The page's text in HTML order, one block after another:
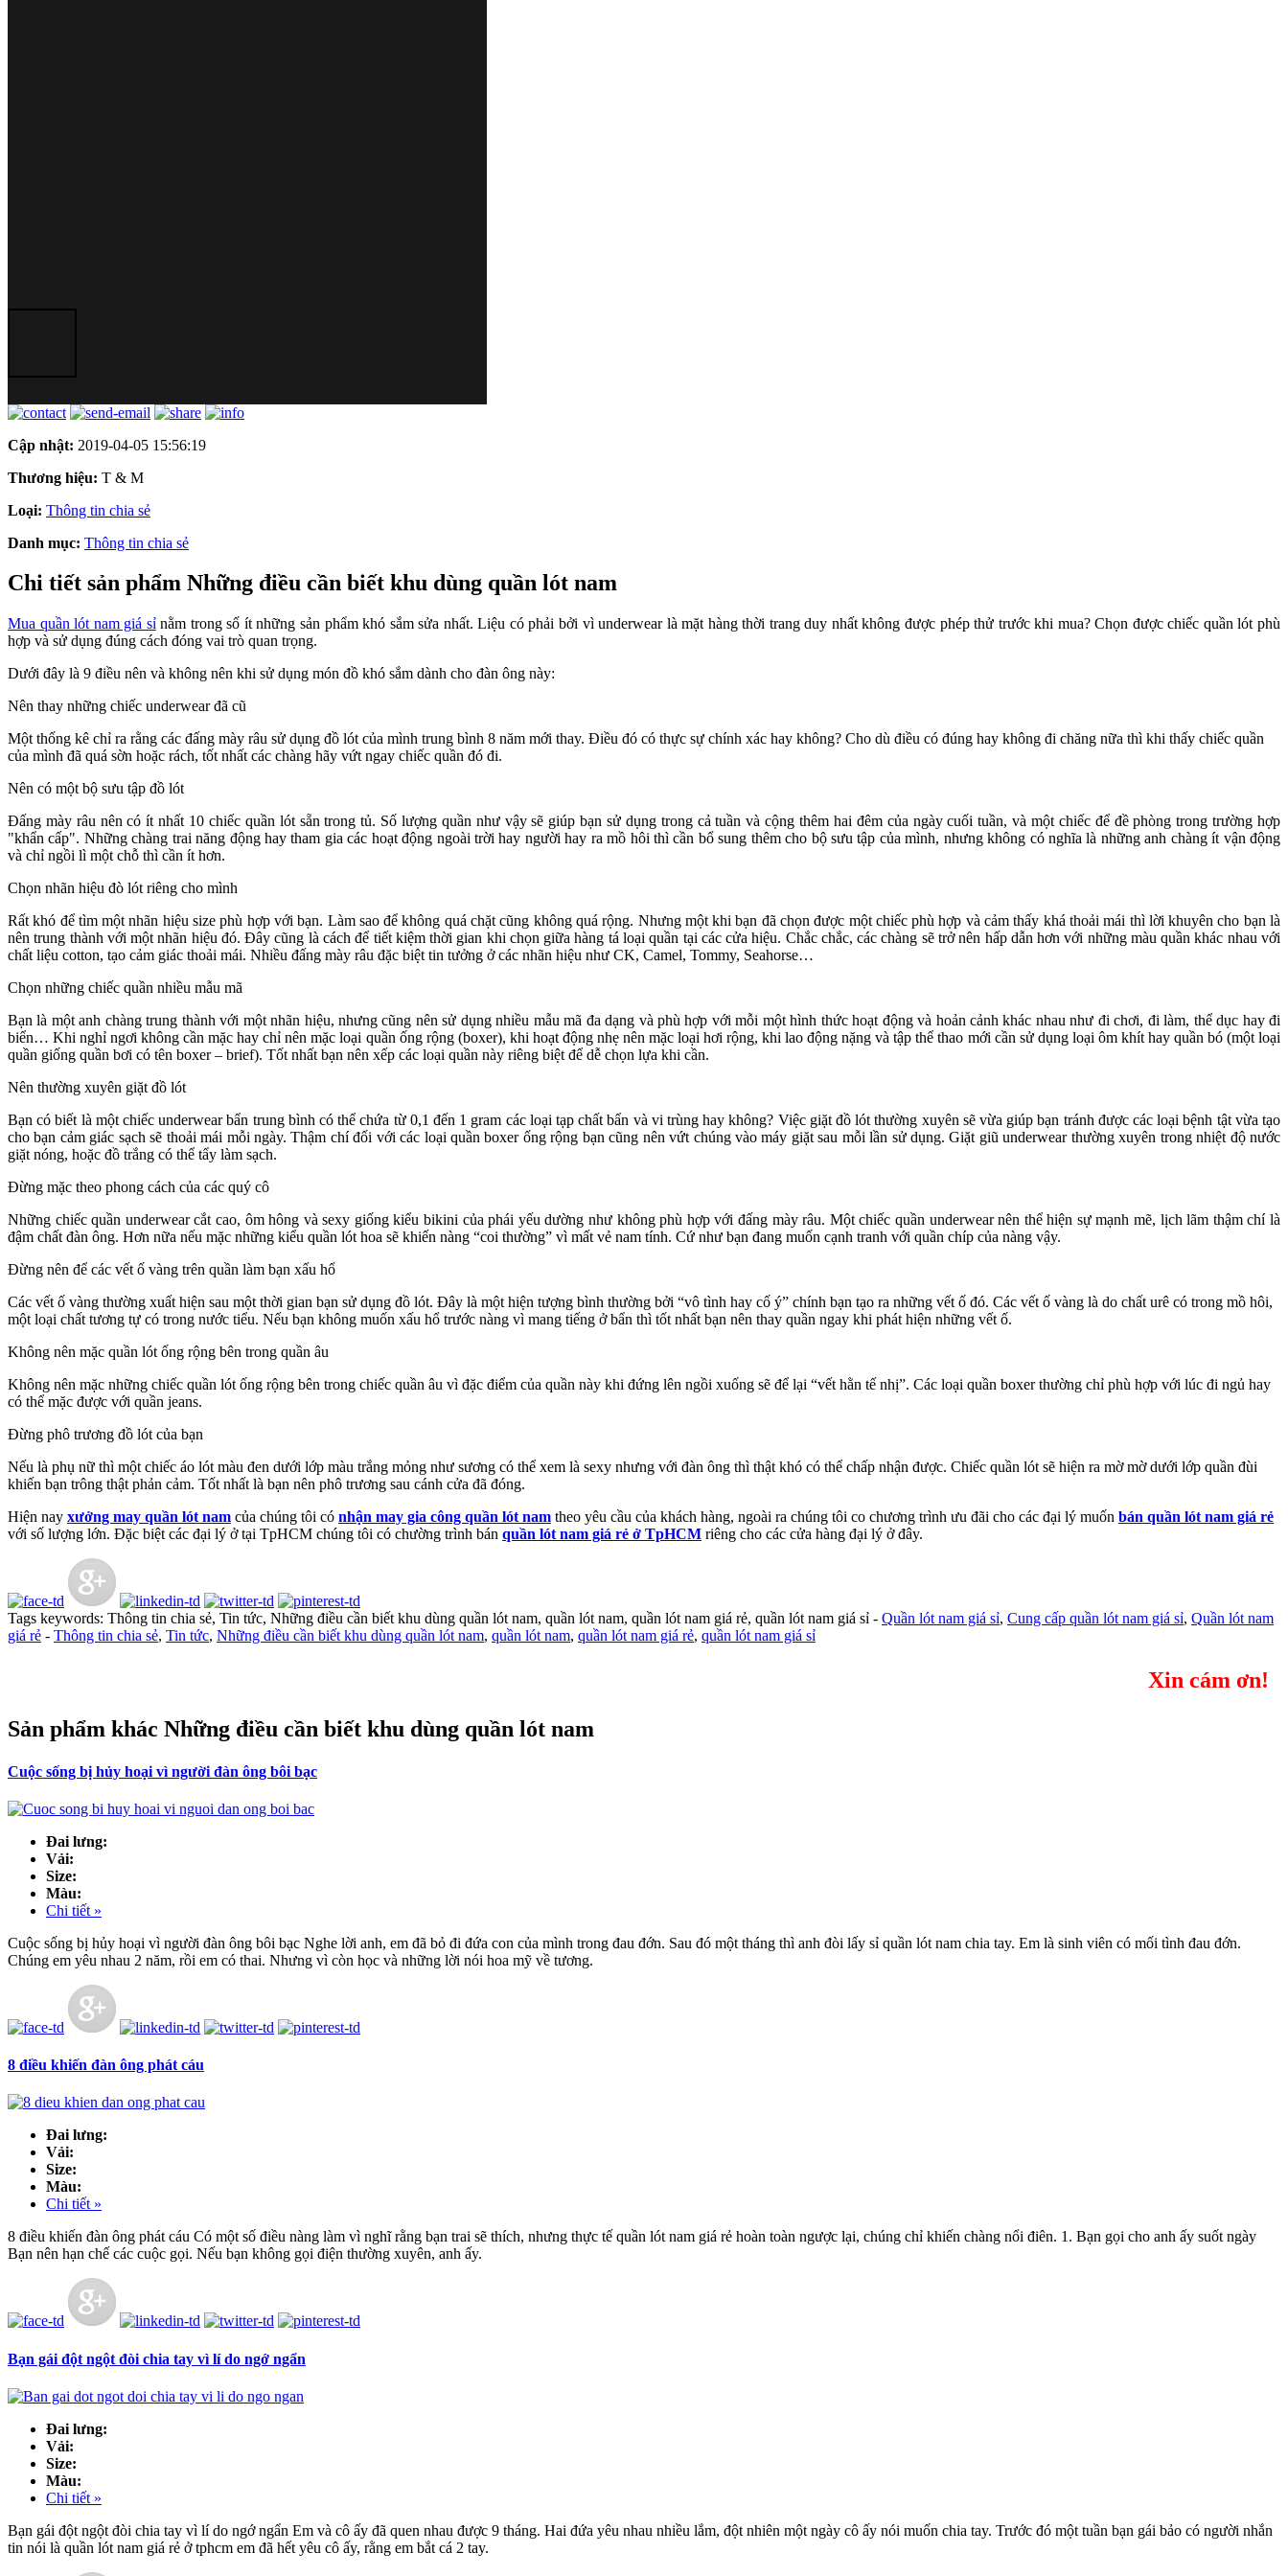
Cập nhật: 2019-04-05 15:56:19
Thương hiệu: T & M
Loại: Thông tin chia sẻ
Danh mục: Thông tin chia sẻ
Chi tiết sản phẩm Những điều cần biết khu dùng quần lót nam
Mua quần lót nam giá sỉnằm trong số ít những sản phẩm khó sắm sửa nhất. Liệu có phải bởi vì underwear là mặt hàng thời trang duy nhất không được phép thử trước khi mua? Chọn được chiếc quần lót phù
hợp và sử dụng đúng cách đóng vai trò quan trọng.
Dưới đây là 9 điều nên và không nên khi sử dụng món đồ khó sắm dành cho đàn ông này:
Nên thay những chiếc underwear đã cũ
Một thống kê chỉ ra rằng các đấng mày râu sử dụng đồ lót của mình trung bình 8 năm mới thay. Điều đó có thực sự chính xác hay không? Cho dù điều có đúng hay không đi chăng nữa thì khi thấy chiếc quần
của mình đã quá sờn hoặc rách, tốt nhất các chàng hãy vứt ngay chiếc quần đó đi.
Nên có một bộ sưu tập đồ lót
Đấng mày râu nên có ít nhất 10 chiếc quần lót sẵn trong tủ. Số lượng quần như vậy sẽ giúp bạn sử dụng trong cả tuần và cộng thêm hai đêm của ngày cuối tuần, và một chiếc để đề phòng trong trường hợp
"khẩn cấp". Những chàng trai năng động hay tham gia các hoạt động ngoài trời hay người hay ra mồ hôi thì cần bổ sung thêm cho bộ sưu tập của mình, nhưng không có nghĩa là những anh chàng ít vận động
và chỉ ngồi lì một chỗ thì cần ít hơn.
Chọn nhãn hiệu đò lót riêng cho mình
Rất khó để tìm một nhãn hiệu size phù hợp với bạn. Làm sao để không quá chặt cũng không quá rộng. Nhưng một khi bạn đã chọn được một chiếc phù hợp và cảm thấy khá thoải mái thì lời khuyên cho bạn là
nên trung thành với một nhãn hiệu đó. Đây cũng là cách để tiết kiệm thời gian khi chọn giữa hàng tá loại quần tại các cửa hiệu. Chắc chắc, các chàng sẽ trở nên hấp dẫn hơn với những màu quần khác nhau với
chất liệu cotton, tạo cảm giác thoải mái. Nhiều đấng mày râu đặc biệt tin tưởng ở các nhãn hiệu như CK, Camel, Tommy, Seahorse…
Chọn những chiếc quần nhiều mẫu mã
Bạn là một anh chàng trung thành với một nhãn hiệu, nhưng cũng nên sử dụng nhiều mẫu mã đa dạng và phù hợp với mỗi một hình thức hoạt động và hoản cảnh khác nhau như đi chơi, đi làm, thể dục hay đi
biển… Khi nghỉ ngơi không cần mặc hay chỉ nên mặc loại quần ống rộng (boxer), khi hoạt động nhẹ nên mặc loại hơi rộng, khi lao động nặng và tập thể thao mới cần sử dụng loại ôm khít hay quần bó (một loại
quần giống quần bơi có tên boxer – brief). Tốt nhất bạn nên xếp các loại quần này riêng biệt để dễ chọn lựa khi cần.
Nên thường xuyên giặt đồ lót
Bạn có biết là một chiếc underwear bẩn trung bình có thể chứa từ 0,1 đến 1 gram các loại tạp chất bẩn và vi trùng hay không? Việc giặt đồ lót thường xuyên sẽ vừa giúp bạn tránh được các loại bệnh tật vừa tạo
cho bạn cảm giác sạch sẽ thoải mái mỗi ngày. Thậm chí đối với các loại quần boxer ống rộng bạn cũng nên vứt chúng vào máy giặt sau mỗi lần sử dụng. Giặt giũ underwear thường xuyên trong nhiệt độ nước
giặt nóng, hoặc đồ trắng có thể tẩy làm sạch.
Đừng mặc theo phong cách của các quý cô
Những chiếc quần underwear cắt cao, ôm hông và sexy giống kiểu bikini của phái yếu dường như không phù hợp với đấng mày râu. Một chiếc quần underwear nên thể hiện sự mạnh mẽ, lịch lãm thậm chí là
đậm chất đàn ông. Hơn nữa nếu mặc những kiểu quần lót hoa sẽ khiến nàng “coi thường” vì mất vẻ nam tính. Cứ như bạn đang muốn cạnh tranh với quần chíp của nàng vậy.
Đừng nên để các vết ố vàng trên quần làm bạn xấu hổ
Các vết ố vàng thường xuất hiện sau một thời gian bạn sử dụng đồ lót. Đây là một hiện tượng bình thường bởi “vô tình hay cố ý” chính bạn tạo ra những vết ố đó. Các vết ố vàng là do chất urê có trong mồ hôi,
một loại chất tương tự có trong nước tiểu. Nếu bạn không muốn xấu hổ trước nàng vì mang tiếng ở bẩn thì tốt nhất bạn nên thay quần ngay khi phát hiện những vết ố.
Không nên mặc quần lót ống rộng bên trong quần âu
Không nên mặc những chiếc quần lót ống rộng bên trong chiếc quần âu vì đặc điểm của quần này khi đứng lên ngồi xuống sẽ để lại “vết hằn tế nhị”. Các loại quần boxer thường chỉ phù hợp với lúc đi ngủ hay
có thể mặc được với quần jeans.
Đừng phô trương đồ lót của bạn
Nếu là phụ nữ thì một chiếc áo lót màu đen dưới lớp màu trắng mỏng như sương có thể xem là sexy nhưng với đàn ông thì thật khó có thể chấp nhận được. Chiếc quần lót sẽ hiện ra mờ mờ dưới lớp quần đùi
khiến bạn trông thật phản cảm. Tốt nhất là bạn nên phô trương sau cánh cửa đã đóng.
Hiện nay xưởng may quần lót nam của chúng tôi có nhận may gia công quần lót nam theo yêu cầu của khách hàng, ngoài ra chúng tôi co chương trình ưu đãi cho các đại lý muốn bán quần lót nam giá rẻ
với số lượng lớn. Đặc biệt các đại lý ở tại TpHCM chúng tôi có chường trình bán quần lót nam giá rẻ ở TpHCM riêng cho các cửa hàng đại lý ở đây.
Tags keywords: Thông tin chia sẻ, Tin tức, Những điều cần biết khu dùng quần lót nam, quần lót nam, quần lót nam giá rẻ, quần lót nam giá sỉ - Quần lót nam giá sỉ, Cung cấp quần lót nam giá sỉ, Quần lót nam
giá rẻ - Thông tin chia sẻ, Tin tức, Những điều cần biết khu dùng quần lót nam, quần lót nam, quần lót nam giá rẻ, quần lót nam giá sỉ
Xin cám ơn!
Sản phẩm khác Những điều cần biết khu dùng quần lót nam
Cuộc sống bị hủy hoại vì người đàn ông bôi bạc
Đai lưng:
Vải:
Size:
Màu:
Chi tiết »
Cuộc sống bị hủy hoại vì người đàn ông bôi bạc Nghe lời anh, em đã bỏ đi đứa con của mình trong đau đớn. Sau đó một tháng thì anh đòi lấy sỉ quần lót nam chia tay. Em là sinh viên có mối tình đau đớn.
Chúng em yêu nhau 2 năm, rồi em có thai. Nhưng vì còn học và những lời nói hoa mỹ về tương.
8 điều khiến đàn ông phát cáu
Đai lưng:
Vải:
Size:
Màu:
Chi tiết »
8 điều khiến đàn ông phát cáu Có một số điều nàng làm vì nghĩ rằng bạn trai sẽ thích, nhưng thực tế quần lót nam giá rẻ hoàn toàn ngược lại, chúng chỉ khiến chàng nổi điên. 1. Bạn gọi cho anh ấy suốt ngày
Bạn nên hạn chế các cuộc gọi. Nếu bạn không gọi điện thường xuyên, anh ấy.
Bạn gái đột ngột đòi chia tay vì lí do ngớ ngẩn
Đai lưng:
Vải:
Size:
Màu:
Chi tiết »
Bạn gái đột ngột đòi chia tay vì lí do ngớ ngẩn Em và cô ấy đã quen nhau được 9 tháng. Hai đứa yêu nhau nhiều lắm, đột nhiên một ngày cô ấy nói muốn chia tay. Trước đó một tuần bạn gái bảo có người nhắn
tin nói là quần lót nam giá rẻ ở tphcm em đã hết yêu cô ấy, rằng em bắt cá 2 tay.